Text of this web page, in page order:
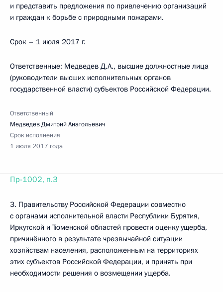
и представить предложения по привлечению организаций
и граждан к борьбе с природными пожарами.
Срок – 1 июля 2017 г.
Ответственные: Медведев Д.А., высшие должностные лица
(руководители высших исполнительных органов
государственной власти) субъектов Российской Федерации.
Ответственный
Медведев Дмитрий Анатольевич
Срок исполнения
1 июля 2017 года
Пр-1002, п.3
3. Правительству Российской Федерации совместно
с органами исполнительной власти Республики Бурятия,
Иркутской и Тюменской областей провести оценку ущерба,
причинённого в результате чрезвычайной ситуации
хозяйствам населения, расположенным на территориях
этих субъектов Российской Федерации, и принять при
необходимости решения о возмещении ущерба.